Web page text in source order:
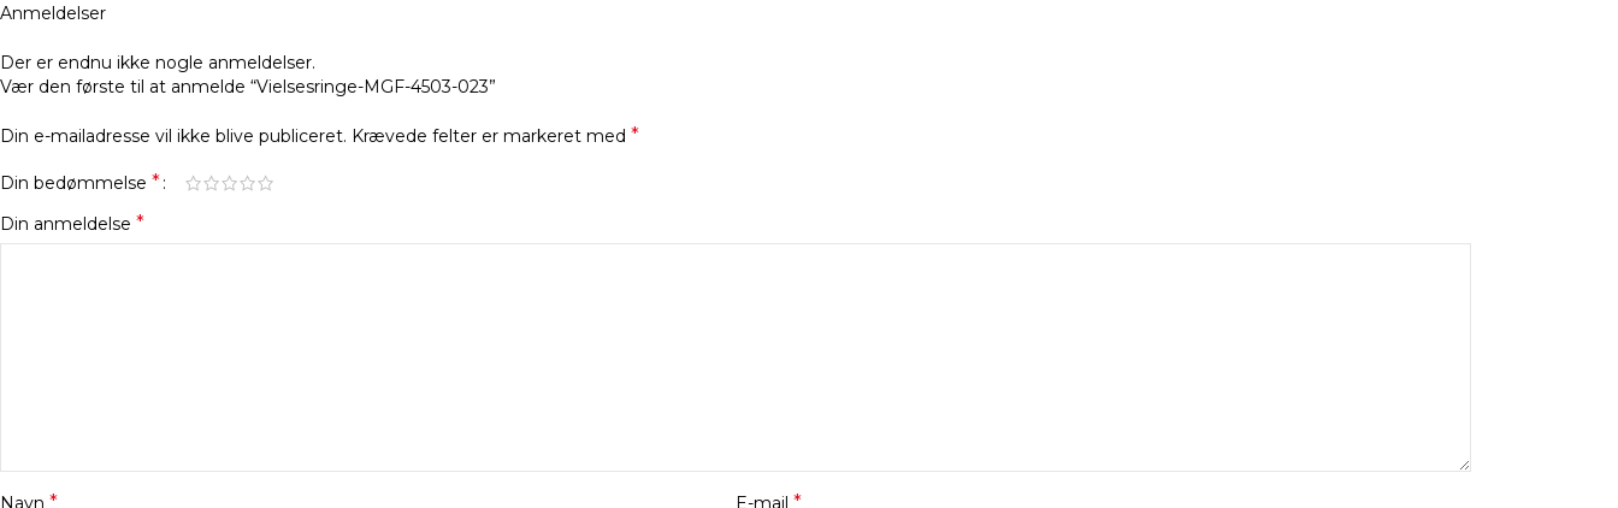
Anmeldelser
Der er endnu ikke nogle anmeldelser.
Vær den første til at anmelde “Vielsesringe-MGF-4503-023”
Din e-mailadresse vil ikke blive publiceret. Krævede felter er markeret med *
Din bedømmelse *
Din anmeldelse *
Navn * E-mail *